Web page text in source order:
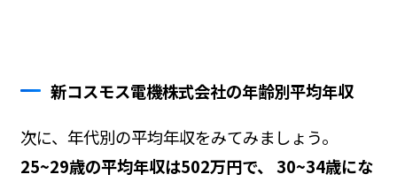
新コスモス電機株式会社の年齢別平均年収
次に、年代別の平均年収をみてみましょう。
25~29歳の平均年収は502万円で、 30~34歳にな